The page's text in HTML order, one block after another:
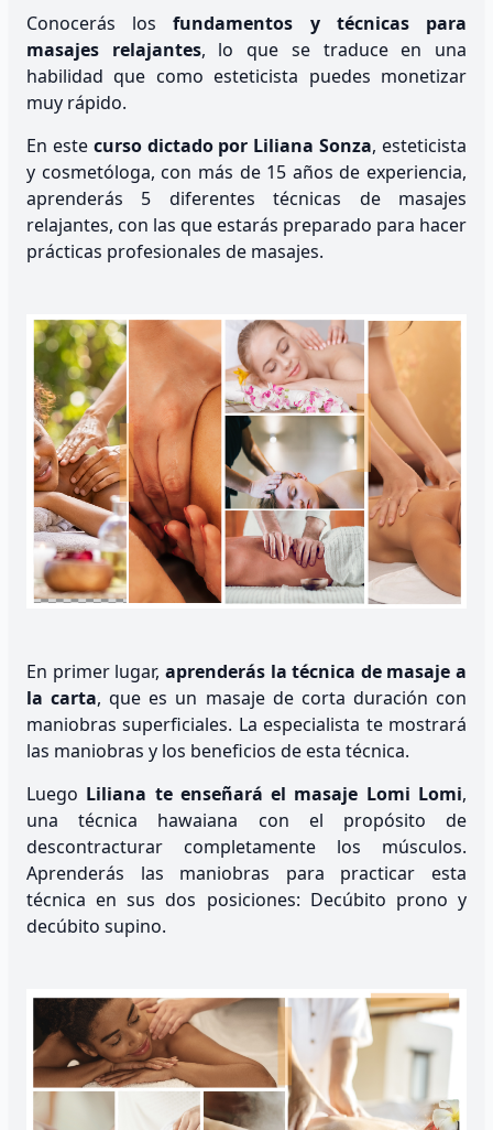
Conocerás los fundamentos y técnicas para
masajes relajantes, lo que se traduce en una
habilidad que como esteticista puedes monetizar
muy rápido.
En este curso dictado por Liliana Sonza, esteticista
y cosmetóloga, con más de 15 años de experiencia,
aprenderás 5 diferentes técnicas de masajes
relajantes, con las que estarás preparado para hacer
prácticas profesionales de masajes.
En primer lugar, aprenderás la técnica de masaje a
la carta, que es un masaje de corta duración con
maniobras superficiales. La especialista te mostrará
las maniobras y los beneficios de esta técnica.
Luego Liliana te enseñará el masaje Lomi Lomi,
una técnica hawaiana con el propósito de
descontracturar completamente los músculos.
Aprenderás las maniobras para practicar esta
técnica en sus dos posiciones: Decúbito prono y
decúbito supino.